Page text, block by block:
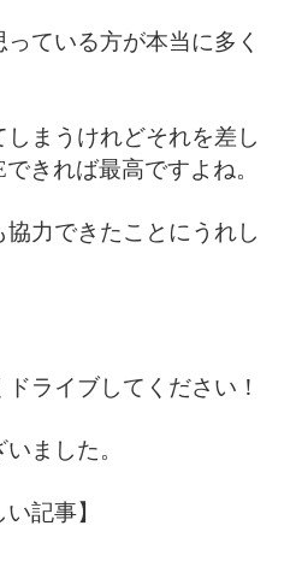
ている方が本当に多く
まうけれどそれを差し
きれば最高ですよね。
力できたことにうれし
ライブしてください！
ました。
記事】